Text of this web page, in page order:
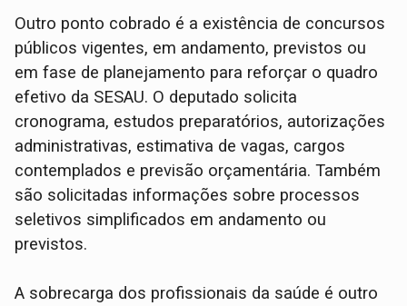
Outro ponto cobrado é a existência de concursos
públicos vigentes, em andamento, previstos ou
em fase de planejamento para reforçar o quadro
efetivo da SESAU. O deputado solicita
cronograma, estudos preparatórios, autorizações
administrativas, estimativa de vagas, cargos
contemplados e previsão orçamentária. Também
são solicitadas informações sobre processos
seletivos simplificados em andamento ou
previstos.
A sobrecarga dos profissionais da saúde é outro